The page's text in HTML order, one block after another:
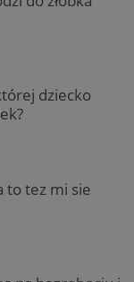
dziecko
to tez mi sie